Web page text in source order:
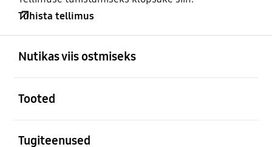
Tühista tellimus
Nutikas viis ostmiseks
Tooted
Tugiteenused